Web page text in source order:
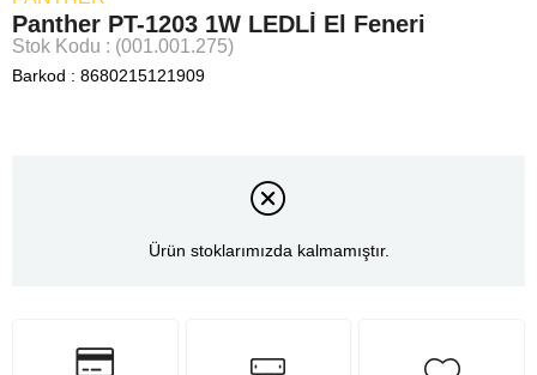
Panther PT-1203 1W LEDLİ El Feneri
Stok Kodu (001.001.275)
Barkod : 8680215121909
Ürün stoklarımızda kalmamıştır.